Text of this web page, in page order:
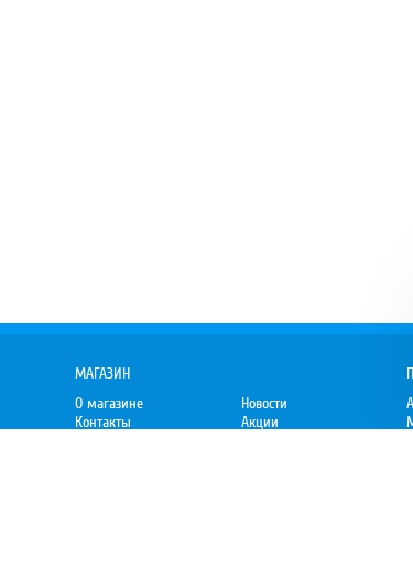
МАГАЗИН
О магазине
Контакты
Новости
Акции